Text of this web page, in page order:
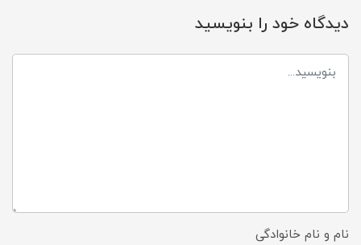
دیدگاه خود را بنویسید
نام و نام خانوادگی